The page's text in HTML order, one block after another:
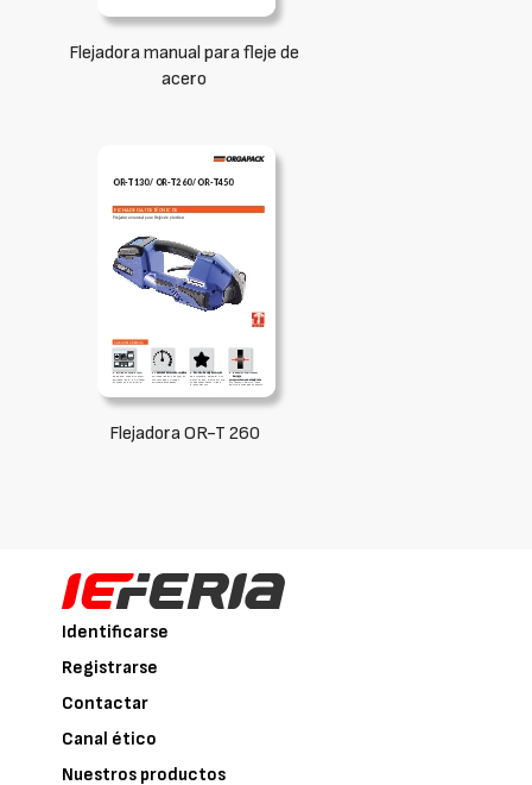
Flejadora manual para fleje de
acero
Flejadora OR-T 260
Identificarse
Registrarse
Contactar
Canal ético
Nuestros productos